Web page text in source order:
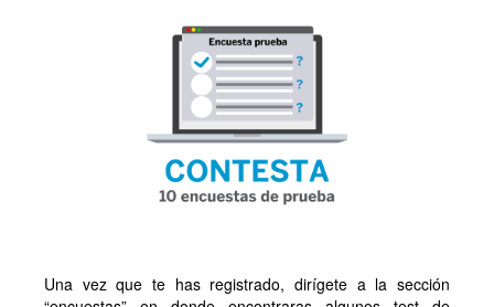
Una vez que te has registrado, dirígete a la sección